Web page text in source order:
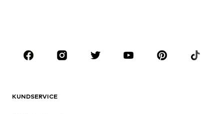
KLÄDER
Jackor
KUNDSERVICE